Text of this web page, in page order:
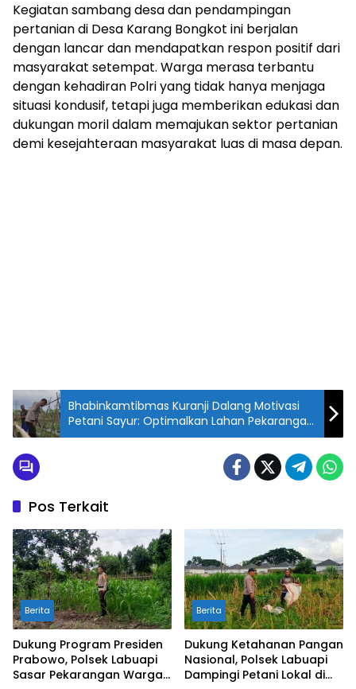
Kegiatan sambang desa dan pendampingan
pertanian di Desa Karang Bongkot ini berjalan
dengan lancar dan mendapatkan respon positif dari
masyarakat setempat. Warga merasa terbantu
dengan kehadiran Polri yang tidak hanya menjaga
situasi kondusif, tetapi juga memberikan edukasi dan
dukungan moril dalam memajukan sektor pertanian
demi kesejahteraan masyarakat luas di masa depan.
Bhabinkamtibmas Kuranji Dalang Motivasi
Petani Sayur: Optimalkan Lahan Pekarangan
di Desa
Pos Terkait
Berita
Dukung Program Presiden
Prabowo, Polsek Labuapi
Sasar Pekarangan Warga
Berita
Dukung Ketahanan Pangan
Nasional, Polsek Labuapi
Dampingi Petani Lokal di